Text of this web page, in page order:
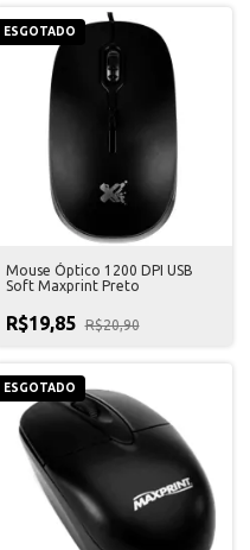
ESGOTADO
Mouse Óptico 1200 DPI USB
Soft Maxprint Preto
R$19,85 R$20,90
ESGOTADO